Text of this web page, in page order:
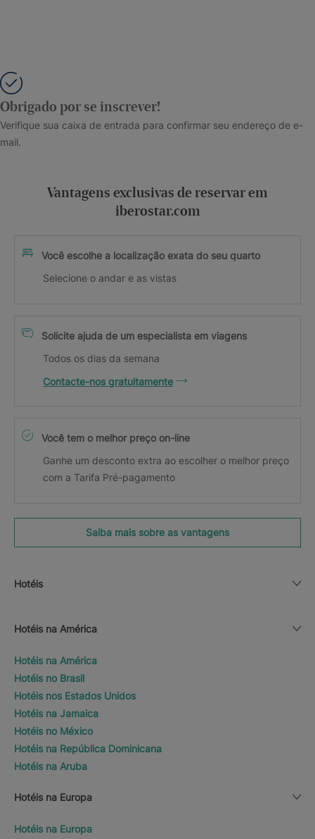
Obrigado por se inscrever!
Verifique sua caixa de entrada para confirmar seu endereço de e-
mail.
Vantagens exclusivas de reservar em
iberostar.com
Você escolhe a localização exata do seu quarto
Selecione o andar e as vistas
Solicite ajuda de um especialista em viagens
Todos os dias da semana
Contacte-nos gratuitamente
Você tem o melhor preço on-line
Ganhe um desconto extra ao escolher o melhor preço
com a Tarifa Pré-pagamento
Saiba mais sobre as vantagens
Hotéis
Hotéis na América
Hotéis na América
Hotéis no Brasil
Hotéis nos Estados Unidos
Hotéis na Jamaica
Hotéis no México
Hotéis na República Dominicana
Hotéis na Aruba
Hotéis na Europa
Hotéis na Europa